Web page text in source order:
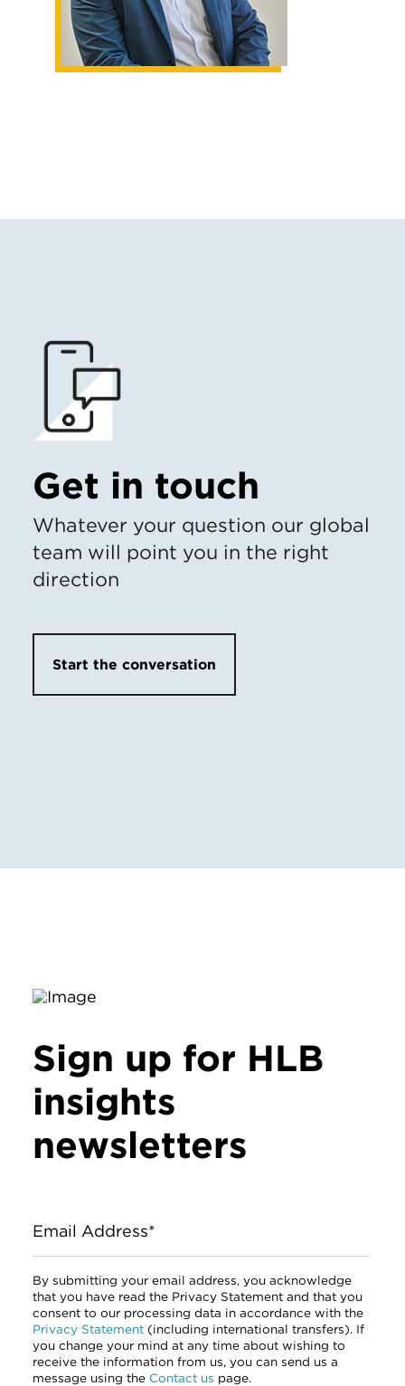
Get in touch
Whatever your question our global
team will point you in the right
direction
Start the conversation
Sign up for HLB
insights
newsletters
Email Address*
By submitting your email address, you acknowledge
that you have read the Privacy Statement and that you
consent to our processing data in accordance with the
Privacy Statement (including international transfers). If
you change your mind at any time about wishing to
receive the information from us, you can send us a
message using the Contact us page.